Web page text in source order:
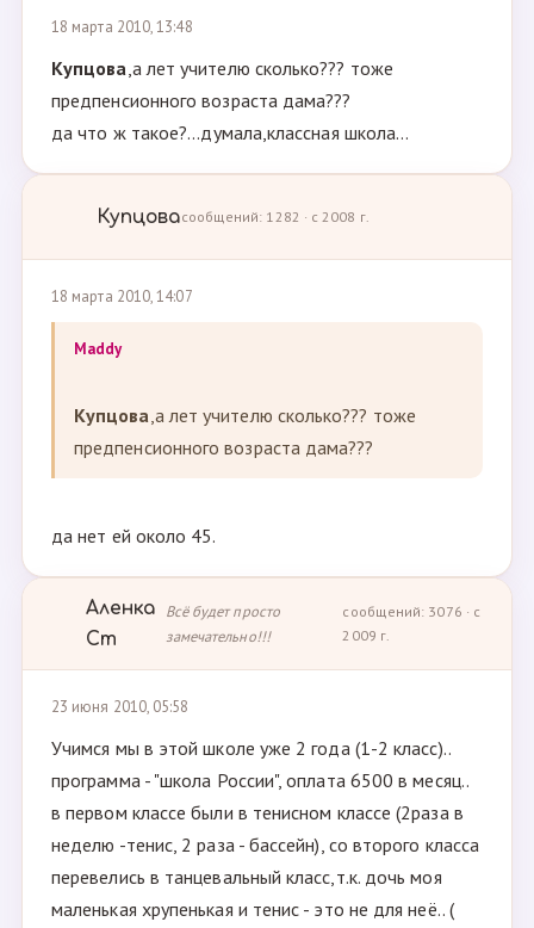
18 марта 2010, 13:48
Купцова,а лет учителю сколько??? тоже
предпенсионного возраста дама???
да что ж такое?...думала,классная школа...
Купцовасообщений: 1282 · с 2008 г.
18 марта 2010, 14:07
Maddy
Купцова,а лет учителю сколько??? тоже
предпенсионного возраста дама???
да нет ей около 45.
Аленка
Ст
Всё будет просто
замечательно!!!
сообщений: 3076 · с
2009 г.
23 июня 2010, 05:58
Учимся мы в этой школе уже 2 года (1-2 класс)..
программа - "школа России", оплата 6500 в месяц..
в первом классе были в тенисном классе (2раза в
неделю -тенис, 2 раза - бассейн), со второго класса
перевелись в танцевальный класс,т.к. дочь моя
маленькая хрупенькая и тенис - это не для неё.. (